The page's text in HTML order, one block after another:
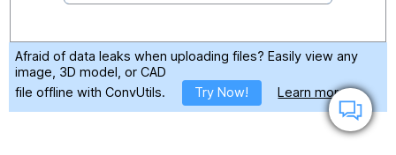
Afraid of data leaks when uploading files? Easily view any
image, 3D model, or CAD
file offline with ConvUtils.
Try Now! Learn more